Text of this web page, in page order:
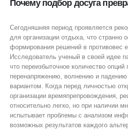
Почему подбор досуга
Сегодняшняя период проявляется
для организации отдыха, что странно
формирования решений в противовес
Исследователь ученый в своей идее
что переизбыточное количество опций
перенапряжению, волнению и
вариантом. Когда перед личностью
организации времяпрепровождения,
относительно легко, но при наличии
испытывает проблемы с анализом
возможных результатов каждого